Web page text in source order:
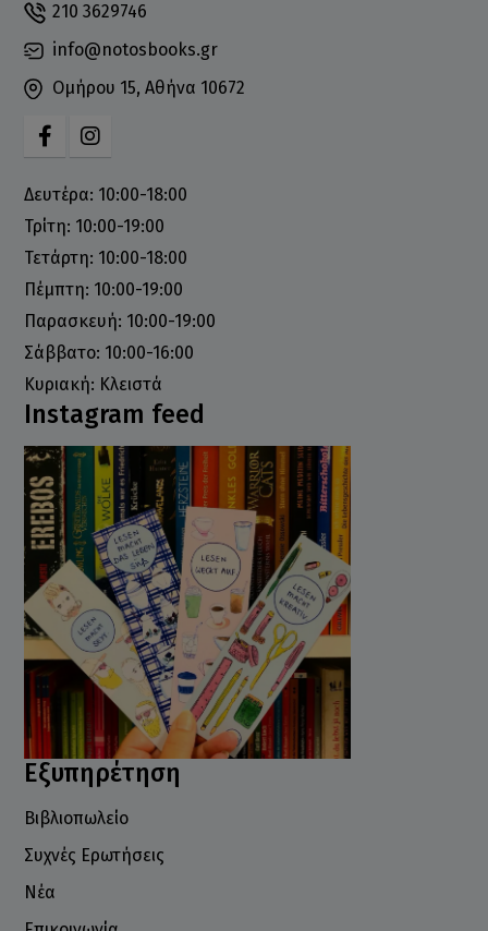
210 3629746
info@notosbooks.gr
Ομήρου 15, Αθήνα 10672
Δευτέρα: 10:00-18:00
Τρίτη: 10:00-19:00
Τετάρτη: 10:00-18:00
Πέμπτη: 10:00-19:00
Παρασκευή: 10:00-19:00
Σάββατο: 10:00-16:00
Κυριακή: Κλειστά
Instagram feed
Εξυπηρέτηση
Βιβλιοπωλείο
Συχνές Ερωτήσεις
Νέα